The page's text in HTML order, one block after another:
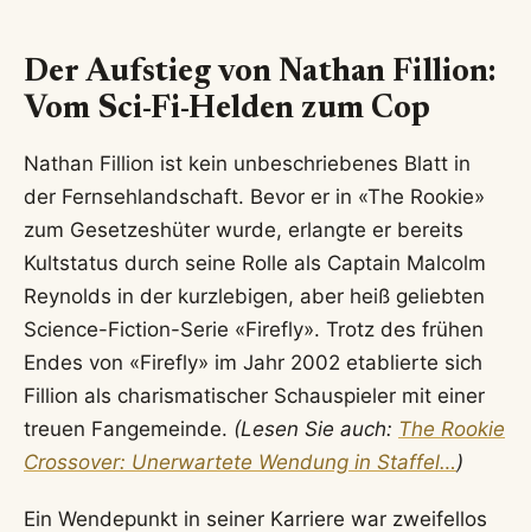
Der Aufstieg von Nathan Fillion:
Vom Sci-Fi-Helden zum Cop
Nathan Fillion ist kein unbeschriebenes Blatt in
der Fernsehlandschaft. Bevor er in «The Rookie»
zum Gesetzeshüter wurde, erlangte er bereits
Kultstatus durch seine Rolle als Captain Malcolm
Reynolds in der kurzlebigen, aber heiß geliebten
Science-Fiction-Serie «Firefly». Trotz des frühen
Endes von «Firefly» im Jahr 2002 etablierte sich
Fillion als charismatischer Schauspieler mit einer
treuen Fangemeinde. (Lesen Sie auch: The Rookie
Crossover: Unerwartete Wendung in Staffel…)
Ein Wendepunkt in seiner Karriere war zweifellos